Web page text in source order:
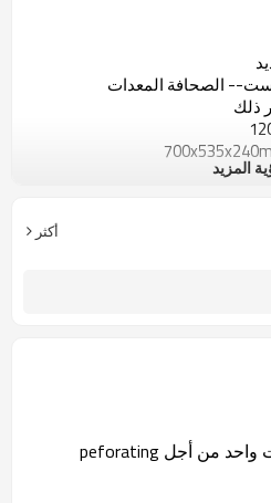
الصحافة المعدات
ذلك
المزيد
أكثر
آلة واحدة مع اثنين واحد يموت واحد من أجل peforating